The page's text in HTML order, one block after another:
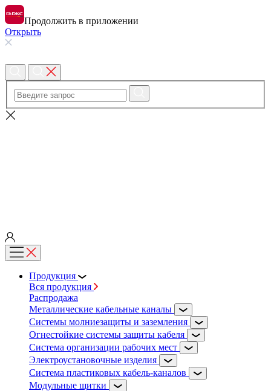
Продолжить в приложении
Открыть
Продукция
Вся продукция
Распродажа
Металлические кабельные каналы
Системы молниезащиты и заземления
Огнестойкие системы защиты кабеля
Система организации рабочих мест
Электроустановочные изделия
Система пластиковых кабель-каналов
Модульные щитки